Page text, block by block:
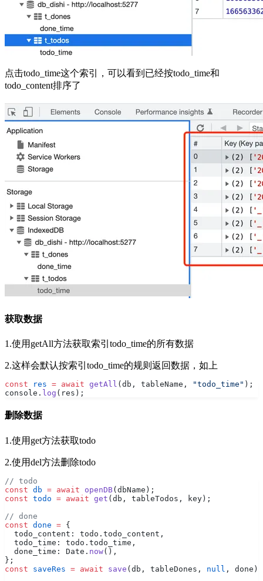
点击todo_time这个索引，可以看到已经按todo_time和
todo_content排序了
获取数据
1.使用getAll方法获取索引todo_time的所有数据
2.这样会默认按索引todo_time的规则返回数据，如上
const res = await getAll (db, tableName, "todo_time" );
console. log (res);
删除数据
1.使用get方法获取todo
2.使用del方法删除todo
// todo
const db = await openDB(dbName);
const todo = await get (db, tableTodos, key);
// done
const done = {
  todo_content: todo.todo_content,
  todo_time: todo.todo_time,
  done_time: Date.
now(),
};
const saveRes = await save (db, tableDones, null , done);